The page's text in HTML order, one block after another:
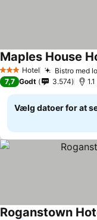
3 StjernerHotel Bistro med
Maples House
7,7 Godt 3.574
Vælg datoer for at
Roganstown